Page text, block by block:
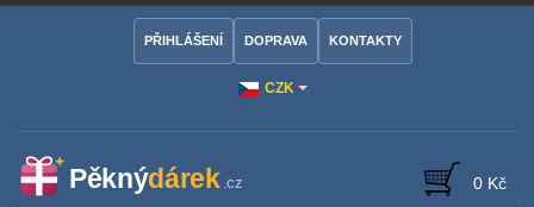
CZK
PŘIHLÁŠENÍ DOPRAVA KONTAKTY
0 Kč